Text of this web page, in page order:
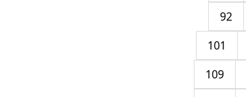
92
101
109